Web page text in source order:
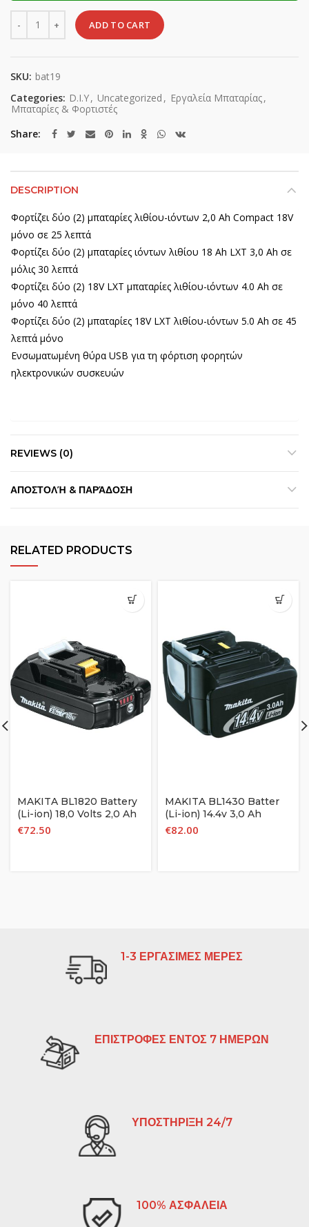
ADD TO CART
SKU: bat19
Categories: D.I.Y, Uncategorized , Εργαλεία Μπαταρίας,
Μπαταρίες & Φορτιστές
Share
DESCRIPTION
Φορτίζει δύο (2) μπαταρίες λιθίου-ιόντων 2,0 Ah Compact 18V
μόνο σε 25 λεπτά
Φορτίζει δύο (2) μπαταρίες ιόντων λιθίου 18 Ah LXT 3,0 Ah σε
μόλις 30 λεπτά
Φορτίζει δύο (2) 18V LXT μπαταρίες λιθίου-ιόντων 4.0 Ah σε
μόνο 40 λεπτά
Φορτίζει δύο (2) μπαταρίες 18V LXT λιθίου-ιόντων 5.0 Ah σε 45
λεπτά μόνο
Ενσωματωμένη θύρα USB για τη φόρτιση φορητών
ηλεκτρονικών συσκευών
REVIEWS (0)
ΑΠΟΣΤΟΛΉ & ΠΑΡΆΔΟΣΗ
RELATED PRODUCTS
MAKITA BL1820 Battery
(Li-ion) 18,0 Volts 2,0 Ah
€72.50
MAKITA BL1430 Batter
(Li-ion) 14.4v 3,0 Ah
€82.00
1-3 ΕΡΓΑΣΙΜΕΣ ΜΕΡΕΣ
ΕΠΙΣΤΡΟΦΕΣ ΕΝΤΟΣ 7 ΗΜΕΡΩΝ
ΥΠΟΣΤΗΡΙΞΗ 24/7
100% ΑΣΦΑΛΕΙΑ